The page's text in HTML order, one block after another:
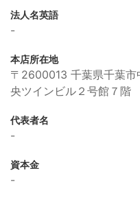
法人名英語
-
本店所在地
〒2600013 千葉県千葉市
央ツインビル２号館７階
代表者名
-
資本金
-